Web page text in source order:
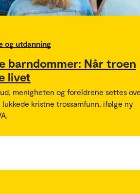
og utdanning
barndommer: Når troen
livet
menigheten og foreldrene settes
kristne trossamfunn, ifølge ny